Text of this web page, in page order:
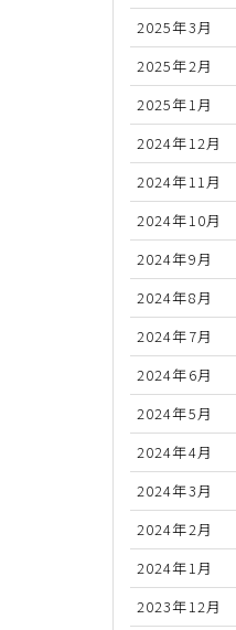
2025年3月
2025年2月
2025年1月
2024年12月
2024年11月
2024年10月
2024年9月
2024年8月
2024年7月
2024年6月
2024年5月
2024年4月
2024年3月
2024年2月
2024年1月
2023年12月